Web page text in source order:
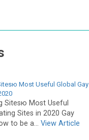
Most Useful Global Gay
Sitesю Most Useful
Sites in 2020 Gay
to be a... View Article